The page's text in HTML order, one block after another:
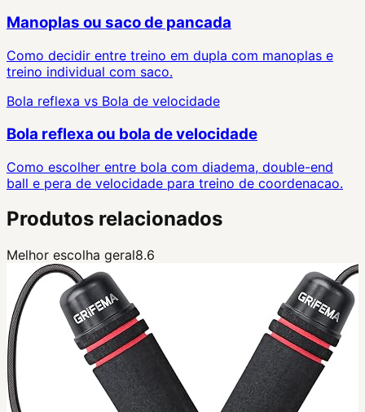
Manoplas ou saco de pancada
Como decidir entre treino em dupla com manoplas e
treino individual com saco.
Bola reflexa vs Bola de velocidade
Bola reflexa ou bola de velocidade
Como escolher entre bola com diadema, double-end
ball e pera de velocidade para treino de coordenacao.
Produtos relacionados
Melhor escolha geral8.6